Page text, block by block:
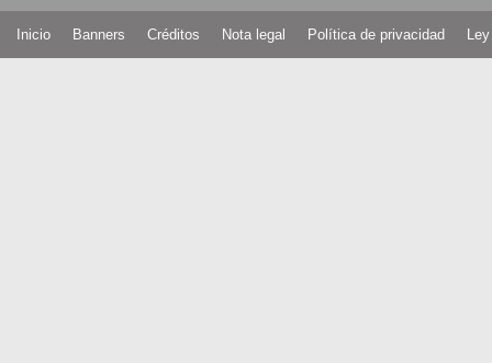
Inicio Banners Créditos Nota legal Política de privacidad